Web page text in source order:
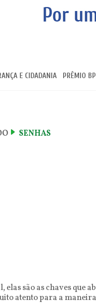
E CIDADANIA PRÊMIO
SENHAS
são as chaves que
atento para a